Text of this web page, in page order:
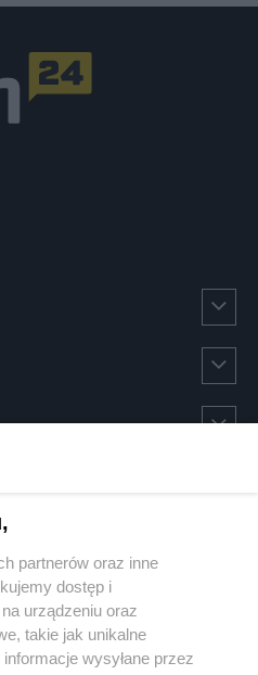
partnerów oraz inne
dostęp i
urządzeniu oraz
takie jak unikalne
wysyłane przez